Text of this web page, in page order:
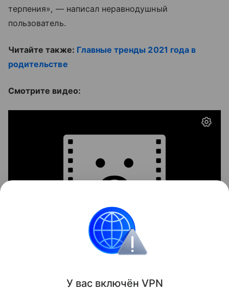
терпения», — написал неравнодушный
пользователь.
Читайте также: Главные тренды 2021 года в
родительстве
Смотрите видео:
Поделиться
У вас включён VPN